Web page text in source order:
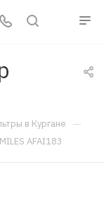
в Кургане —
AFAI183